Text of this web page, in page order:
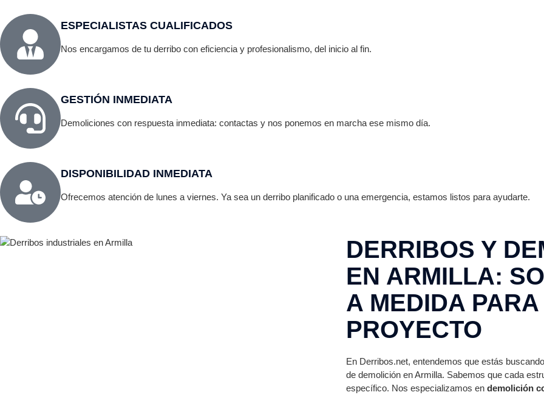
ESPECIALISTAS CUALIFICADOS
Nos encargamos de tu derribo con eficiencia y profesionalismo, del inicio al fin.
GESTIÓN INMEDIATA
Demoliciones con respuesta inmediata: contactas y nos ponemos en marcha ese mismo día.
DISPONIBILIDAD INMEDIATA
Ofrecemos atención de lunes a viernes. Ya sea un derribo planificado o una emergencia, estamos listos para ayudarte.
DERRIBOS Y
EN ARMILLA:
A MEDIDA
PROYECTO
En Derribos.net, entendemos que estás
de demolición en Armilla. Sabemos que cada
específico. Nos especializamos en demolición